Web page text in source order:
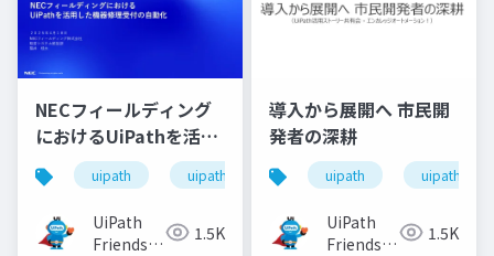
NECフィールディング
におけるUiPathを活用
した機器修理受付の自
動化
uipath uipathfriends
UiPath
Friends
1.5K
導入から展開へ 市民開
発者の深耕
uipath
UiPath
Friends
1.5K